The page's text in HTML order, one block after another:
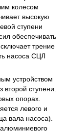
колесом
высокую
ступени
обеспечивать
трение
насоса СЦЛ
устройством
ступени.
опорах.
левого и
вала насоса).
алюминиевого